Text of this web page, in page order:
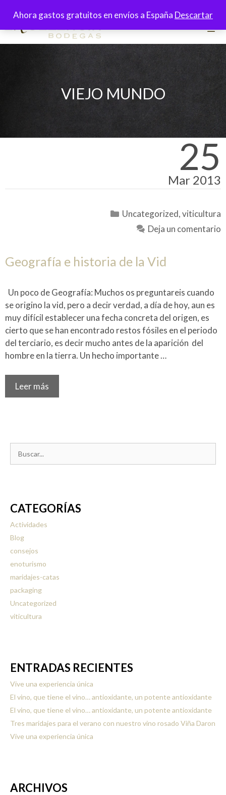
Ahora gastos gratuitos en envíos a España Descartar
contenido
VIEJO MUNDO
25
Mar 2013
Categorías
Uncategorized,viticultura
Deja un comentario
Geografía e historia de la Vid
Un poco de Geografía: Muchos os preguntareis cuando
se origino la vid, pero a decir verdad, a día de hoy, aun es
muy difícil establecer una fecha concreta del origen, es
cierto que se han encontrado restos fósiles en el periodo
del terciario, es decir mucho antes de la aparición del
hombre en la tierra. Un hecho importante …
Leer más
CATEGORÍAS
Actividades
Blog
consejos
enoturismo
maridajes-catas
packaging
Uncategorized
viticultura
ENTRADAS RECIENTES
Vive una experiencia única
El vino, que tiene el vino… antioxidante, un potente antioxidante
El vino, que tiene el vino… antioxidante, un potente antioxidante
Tres maridajes para el verano con nuestro vino rosado Viña Daron
Vive una experiencia única
ARCHIVOS